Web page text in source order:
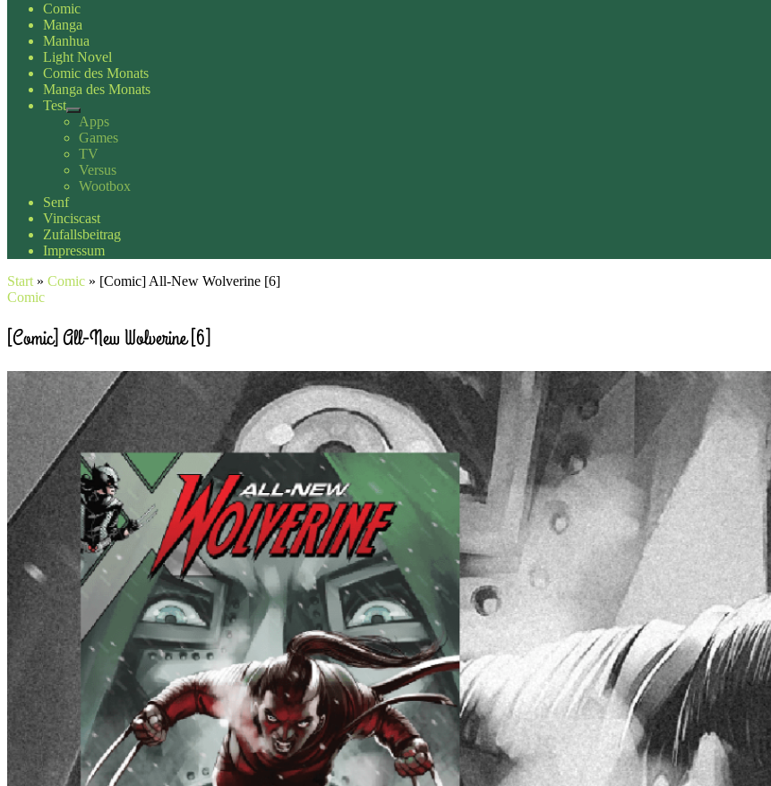
Comic
Manga
Manhua
Light Novel
Comic des Monats
Manga des Monats
Test
Apps
Games
TV
Versus
Wootbox
Senf
Vinciscast
Zufallsbeitrag
Impressum
Start » Comic » [Comic] All-New Wolverine [6]
Comic
[Comic] All-New Wolverine [6]